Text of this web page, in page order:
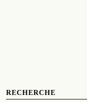
RECHERCHE